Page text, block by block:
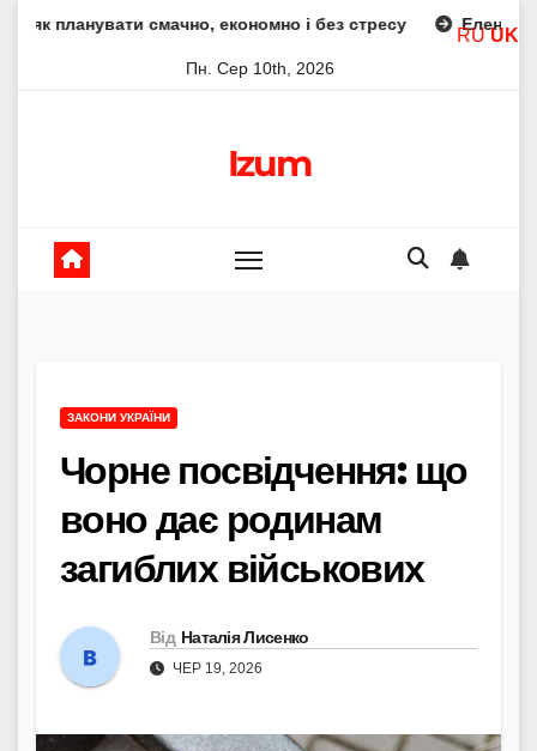
смачно, економно і без стресу Елена Бюнь біографія
Пн. Сер 10th, 2026
Izum
ЗАКОНИ УКРАЇНИ
Чорне посвідчення: що
воно дає родинам
загиблих військових
Від Наталія Лисенко
ЧЕР 19, 2026
RU UK